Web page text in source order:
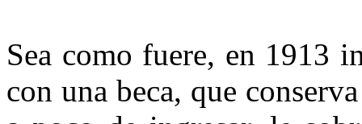
Sea como fuere, en 1913
con una beca, que